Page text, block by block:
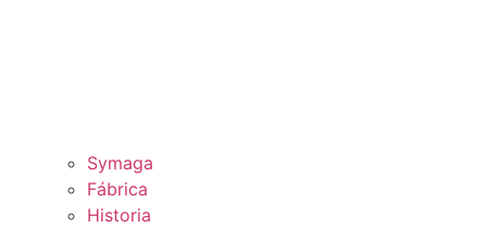
Symaga
Fábrica
Historia